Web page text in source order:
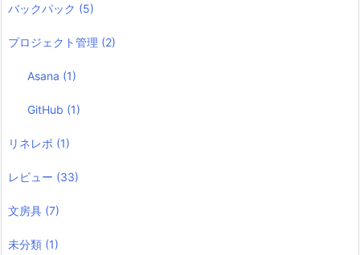
バックパック (5)
プロジェクト管理 (2)
Asana (1)
GitHub (1)
リネレボ (1)
レビュー (33)
文房具 (7)
未分類 (1)